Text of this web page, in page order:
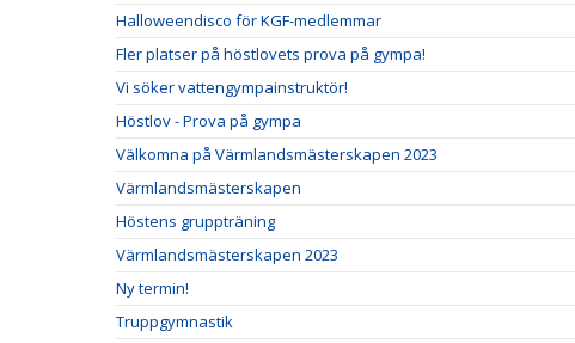
Halloweendisco för KGF-medlemmar
Fler platser på höstlovets prova på gympa!
Vi söker vattengympainstruktör!
Höstlov - Prova på gympa
Välkomna på Värmlandsmästerskapen 2023
Värmlandsmästerskapen
Höstens gruppträning
Värmlandsmästerskapen 2023
Ny termin!
Truppgymnastik